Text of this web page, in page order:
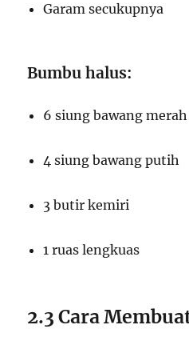
Garam secukupnya
Bumbu halus:
6 siung bawang merah
4 siung bawang putih
3 butir kemiri
1 ruas lengkuas
2.3 Cara